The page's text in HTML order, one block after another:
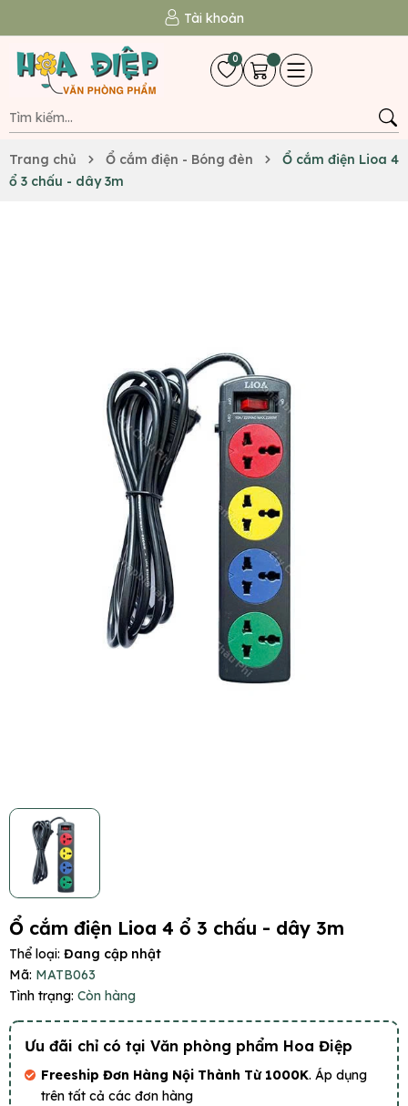
Tài khoản
0
Trang chủ Ổ cắm điện - Bóng đèn
Ổ cắm điện Lioa 4
ổ 3 chấu - dây 3m
Ổ cắm điện Lioa 4 ổ 3 chấu - dây 3m
Thể loại: Đang cập nhật
Mã: MATB063
Tình trạng: Còn hàng
Ưu đãi chỉ có tại Văn phòng phẩm Hoa Điệp
Freeship Đơn Hàng Nội Thành Từ 1000K. Áp dụng
trên tất cả các đơn hàng